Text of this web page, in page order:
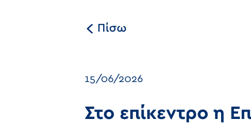
Πίσω
15/06/2026
Στο επίκεντρο η